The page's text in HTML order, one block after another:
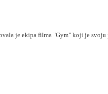
je ekipa filma "Gym" koji je